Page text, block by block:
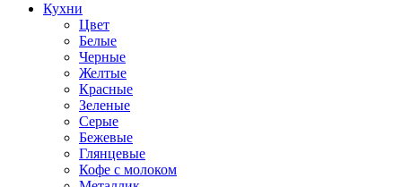
Кухни
Цвет
Белые
Черные
Желтые
Красные
Зеленые
Серые
Бежевые
Глянцевые
Кофе с молоком